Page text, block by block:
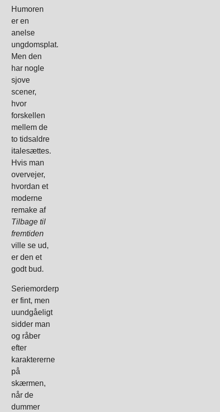
Humoren
er en
anelse
ungdomsplat.
Men den
har nogle
sjove
scener,
hvor
forskellen
mellem de
to tidsaldre
italesættes.
Hvis man
overvejer,
hvordan et
moderne
remake af
Tilbage til
fremtiden
ville se ud,
er den et
godt bud.
Seriemorderplottet
er fint, men
uundgåeligt
sidder man
og råber
efter
karaktererne
på
skærmen,
når de
dummer